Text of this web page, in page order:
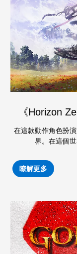
《Horizon
在這款動作角色扮
界。在這個
瞭解更多